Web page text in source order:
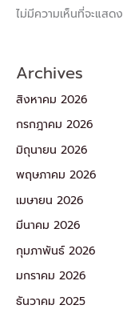
ไม่มีความเห็นที่จะแสดง
Archives
สิงหาคม 2026
กรกฎาคม 2026
มิถุนายน 2026
พฤษภาคม 2026
เมษายน 2026
มีนาคม 2026
กุมภาพันธ์ 2026
มกราคม 2026
ธันวาคม 2025